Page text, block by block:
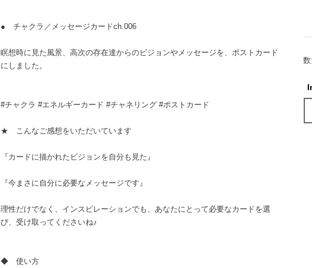
● チャクラ／メッセージカードch.006
瞑想時に見た風景、高次の存在達からのビジョンやメッセージを、ポストカード
にしました。
#チャクラ #エネルギーカード #チャネリング #ポストカード
★ こんなご感想をいただいています
『カードに描かれたビジョンを自分も見た』
『今まさに自分に必要なメッセージです』
理性だけでなく、インスピレーションでも、あなたにとって必要なカードを選
び、受け取ってくださいね♪
◆ 使い方